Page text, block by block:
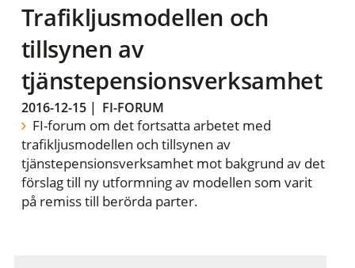
Trafikljusmodellen och
tillsynen av
tjänstepensionsverksamhet
2016-12-15| FI-FORUM
FI-forum om det fortsatta arbetet med
trafikljusmodellen och tillsynen av
tjänstepensionsverksamhet mot bakgrund av det
förslag till ny utformning av modellen som varit
på remiss till berörda parter.